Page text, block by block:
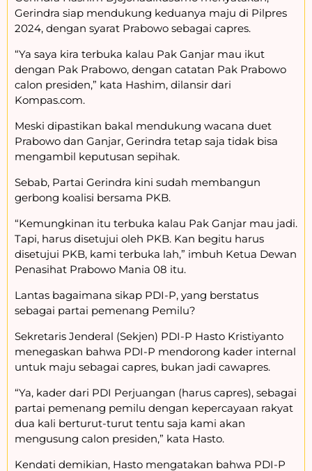
Gerindra siap mendukung keduanya maju di Pilpres
2024, dengan syarat Prabowo sebagai capres.
“Ya saya kira terbuka kalau Pak Ganjar mau ikut
dengan Pak Prabowo, dengan catatan Pak Prabowo
calon presiden,” kata Hashim, dilansir dari
Kompas.com.
Meski dipastikan bakal mendukung wacana duet
Prabowo dan Ganjar, Gerindra tetap saja tidak bisa
mengambil keputusan sepihak.
Sebab, Partai Gerindra kini sudah membangun
gerbong koalisi bersama PKB.
“Kemungkinan itu terbuka kalau Pak Ganjar mau jadi.
Tapi, harus disetujui oleh PKB. Kan begitu harus
disetujui PKB, kami terbuka lah,” imbuh Ketua Dewan
Penasihat Prabowo Mania 08 itu.
Lantas bagaimana sikap PDI-P, yang berstatus
sebagai partai pemenang Pemilu?
Sekretaris Jenderal (Sekjen) PDI-P Hasto Kristiyanto
menegaskan bahwa PDI-P mendorong kader internal
untuk maju sebagai capres, bukan jadi cawapres.
“Ya, kader dari PDI Perjuangan (harus capres), sebagai
partai pemenang pemilu dengan kepercayaan rakyat
dua kali berturut-turut tentu saja kami akan
mengusung calon presiden,” kata Hasto.
Kendati demikian, Hasto mengatakan bahwa PDI-P